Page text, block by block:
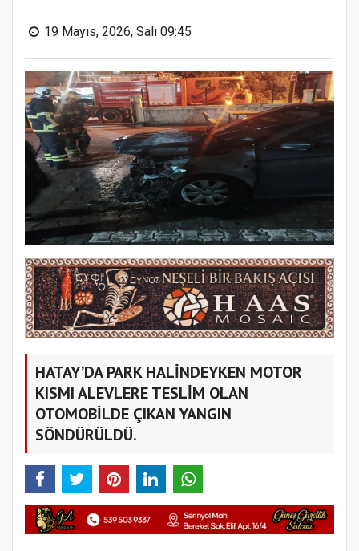
19 Mayıs, 2026, Salı 09:45
HATAY’DA PARK HALİNDEYKEN MOTOR
KISMI ALEVLERE TESLİM OLAN
OTOMOBİLDE ÇIKAN YANGIN
SÖNDÜRÜLDÜ.